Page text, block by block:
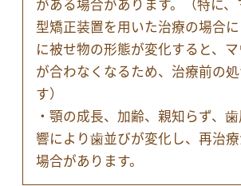
がある場合があります。（特に
型矯正装置を用いた治療の場合
に被せ物の形態が変化すると、
が合わなくなるため、治療前の
す）
・顎の成長、加齢、親知らず、
響により歯並びが変化し、再治
場合があります。